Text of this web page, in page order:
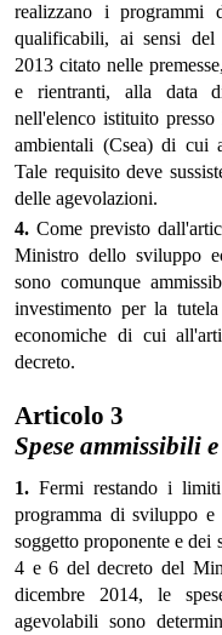
realizzano i
qualificabili, ai sensi del
2013 citato nelle
e rientranti, alla data
nell'elenco istituito
ambientali (Csea) di cui
Tale requisito deve
delle agevolazioni.
4. Come previsto
Ministro dello sviluppo
sono comunque
investimento per la
economiche di cui
decreto.
Articolo 3
Spese ammissibili
1. Fermi restando i
programma di sviluppo
soggetto proponente e dei
4 e 6 del decreto del
dicembre 2014, le
agevolabili sono